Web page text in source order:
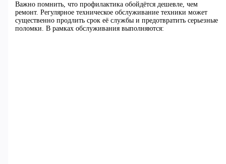
Важно помнить, что профилактика обойдётся дешевле, чем
ремонт. Регулярное техническое обслуживание техники может
существенно продлить срок её службы и предотвратить серьезные
поломки. В рамках обслуживания выполняются: